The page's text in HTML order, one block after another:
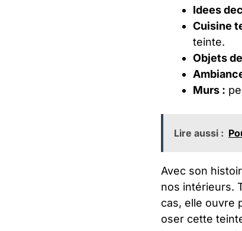
Idees
Cuisine
teinte.
Objets
Murs :
Lire aussi :
Avec son
nos intérieurs.
cas, elle ouvre
oser cette